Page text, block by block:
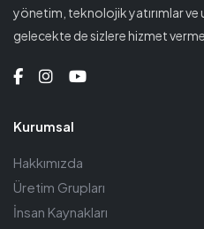
yönetim, teknolojik yatırımlar ve
gelecekte de sizlere hizmet
Kurumsal
Hakkımızda
Üretim Grupları
İnsan Kaynakları